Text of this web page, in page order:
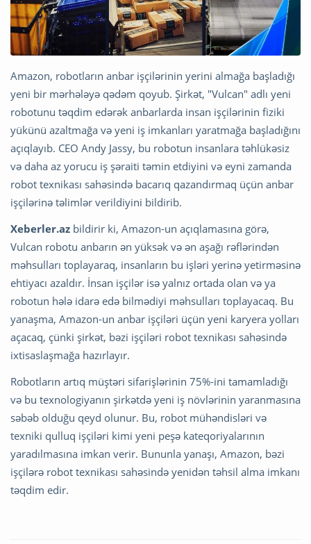
Amazon, robotların anbar işçilərinin yerini almağa başladığı
yeni bir mərhələyə qədəm qoyub. Şirkət, "Vulcan" adlı yeni
robotunu təqdim edərək anbarlarda insan işçilərinin fiziki
yükünü azaltmağa və yeni iş imkanları yaratmağa başladığını
açıqlayıb. CEO Andy Jassy, bu robotun insanlara təhlükəsiz
və daha az yorucu iş şəraiti təmin etdiyini və eyni zamanda
robot texnikası sahəsində bacarıq qazandırmaq üçün anbar
işçilərinə təlimlər verildiyini bildirib.
Xeberler.az bildirir ki, Amazon-un açıqlamasına görə,
Vulcan robotu anbarın ən yüksək və ən aşağı rəflərindən
məhsulları toplayaraq, insanların bu işləri yerinə yetirməsinə
ehtiyacı azaldır. İnsan işçilər isə yalnız ortada olan və ya
robotun hələ idarə edə bilmədiyi məhsulları toplayacaq. Bu
yanaşma, Amazon-un anbar işçiləri üçün yeni karyera yolları
açacaq, çünki şirkət, bəzi işçiləri robot texnikası sahəsində
ixtisaslaşmağa hazırlayır.
Robotların artıq müştəri sifarişlərinin 75%-ini tamamladığı
və bu texnologiyanın şirkətdə yeni iş növlərinin yaranmasına
səbəb olduğu qeyd olunur. Bu, robot mühəndisləri və
texniki qulluq işçiləri kimi yeni peşə kateqoriyalarının
yaradılmasına imkan verir. Bununla yanaşı, Amazon, bəzi
işçilərə robot texnikası sahəsində yenidən təhsil alma imkanı
təqdim edir.